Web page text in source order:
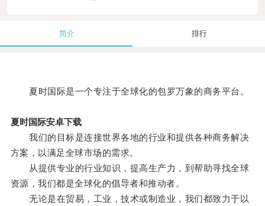
简介 排行
夏时国际是一个专注于全球化的包罗万象的商务平台。
夏时国际安卓下载
我们的目标是连接世界各地的行业和提供各种商务解决
方案，以满足全球市场的需求。
从提供专业的行业知识，提高生产力，到帮助寻找全球
资源，我们都是全球化的倡导者和推动者。
无论是在贸易，工业，技术或制造业，我们都致力于以